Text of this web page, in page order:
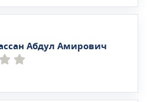
Абдул Амирович